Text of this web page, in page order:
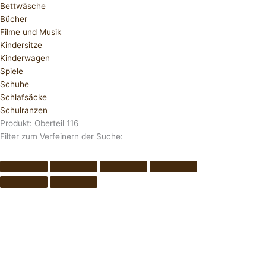
Bettwäsche
Bücher
Filme und Musik
Kindersitze
Kinderwagen
Spiele
Schuhe
Schlafsäcke
Schulranzen
Produkt: Oberteil 116
Filter zum Verfeinern der Suche: